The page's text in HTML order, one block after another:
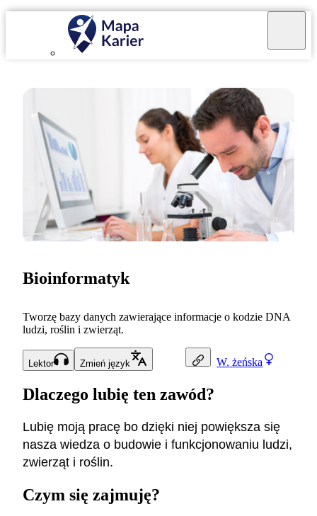
W. żeńska
Bioinformatyk
Tworzę bazy danych zawierające informacje o kodzie DNA
ludzi, roślin i zwierząt.
Lektor Zmień język
Dlaczego lubię ten zawód?
Lubię moją pracę bo dzięki niej powiększa się
nasza wiedza o budowie i funkcjonowaniu ludzi,
zwierząt i roślin.
Czym się zajmuję?